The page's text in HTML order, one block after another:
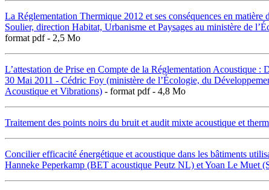
La Réglementation Thermique 2012 et ses conséquences en
Soulier, direction Habitat, Urbanisme et Paysages au ministère de
format pdf - 2,5 Mo
L’attestation de Prise en Compte de la Réglementation Acoustique :
30 Mai 2011 - Cédric Foy (ministère de l’Écologie, du
Acoustique et Vibrations) - format pdf - 4,8 Mo
Traitement des points noirs du bruit et audit mixte acoustique et
Concilier efficacité énergétique et acoustique dans les bâtiments
Hanneke Peperkamp (BET acoustique Peutz NL) et Yoan Le Muet